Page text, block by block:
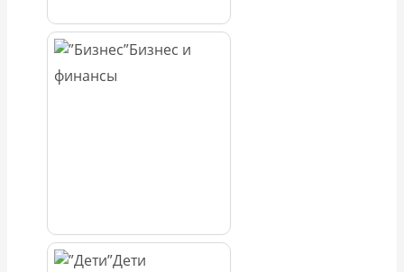
Бизнес и
финансы
Дети